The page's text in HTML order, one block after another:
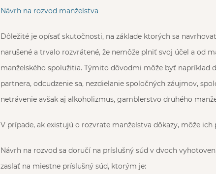
Návrh na rozvod manželstva
Dôležité je opísať skutočnosti, na základe ktorých sa
narušené a trvalo rozvrátené, že nemôže plniť svoj účel a od
manželského spolužitia. Týmito dôvodmi môže byť napríklad
partnera, odcudzenie sa, nezdielanie spoločných záujmov,
netrávenie avšak aj alkoholizmus, gamblerstvo druhého
V prípade, ak existujú o rozvrate manželstva dôkazy, môže
Návrh na rozvod sa doručí na príslušný súd v dvoch
zaslať na miestne príslušný súd, ktorým je: